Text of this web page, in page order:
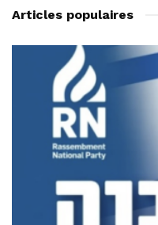
Articles populaires